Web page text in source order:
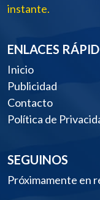
instante.
ENLACES
Inicio
Publicidad
Contacto
Política de
SEGUINOS
Próximamente en